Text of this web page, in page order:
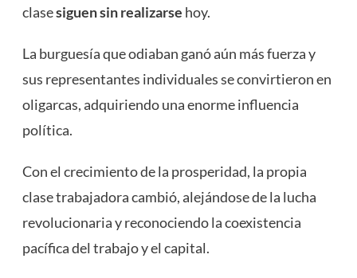
clasesiguen sin realizarse hoy.
La burguesía que odiaban ganó aún más fuerza y
sus representantes individuales se convirtieron en
oligarcas, adquiriendo una enorme influencia
política.
Con el crecimiento de la prosperidad, la propia
clase trabajadora cambió, alejándose de la lucha
revolucionaria y reconociendo la coexistencia
pacífica del trabajo y el capital.